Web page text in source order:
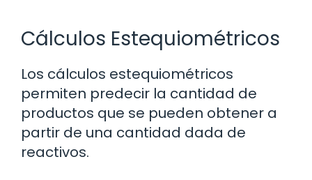
Cálculos Estequiométricos
Los cálculos estequiométricos
permiten predecir la cantidad de
productos que se pueden obtener a
partir de una cantidad dada de
reactivos.